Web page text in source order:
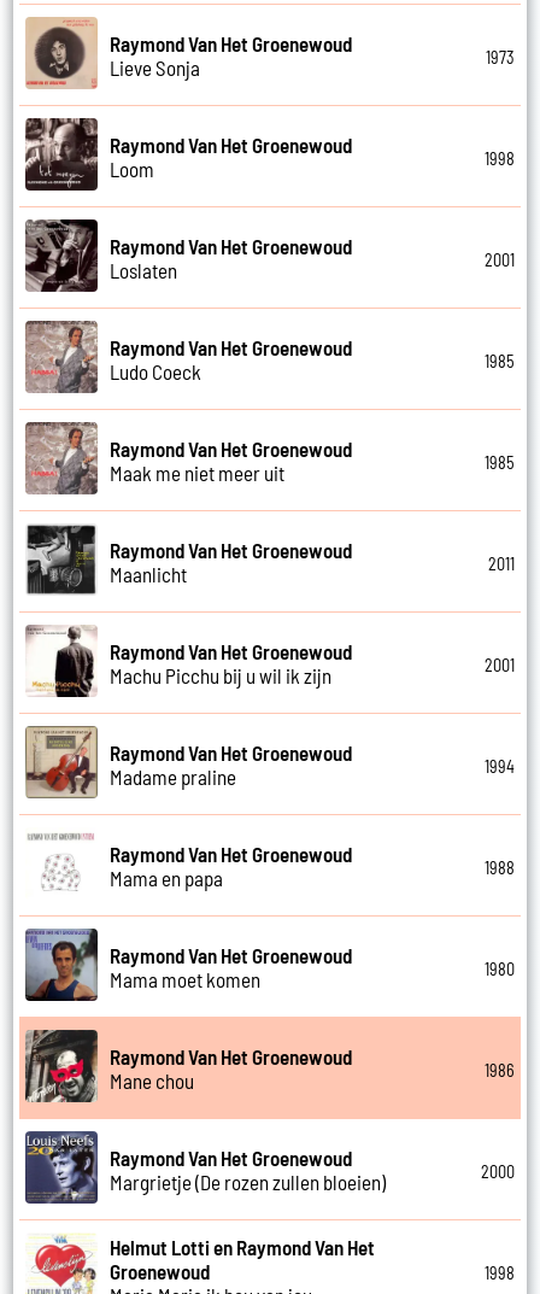
Raymond Van Het Groenewoud
Lieve Sonja
1973
Raymond Van Het Groenewoud
Loom
1998
Raymond Van Het Groenewoud
Loslaten
2001
Raymond Van Het Groenewoud
Ludo Coeck
1985
Raymond Van Het Groenewoud
Maak me niet meer uit
1985
Raymond Van Het Groenewoud
Maanlicht
2011
Raymond Van Het Groenewoud
Machu Picchu bij u wil ik zijn
2001
Raymond Van Het Groenewoud
Madame praline
1994
Raymond Van Het Groenewoud
Mama en papa
1988
Raymond Van Het Groenewoud
Mama moet komen
1980
Raymond Van Het Groenewoud
Mane chou
1986
Raymond Van Het Groenewoud
Margrietje (De rozen zullen bloeien)
2000
Helmut Lotti en Raymond Van Het
Groenewoud
1998